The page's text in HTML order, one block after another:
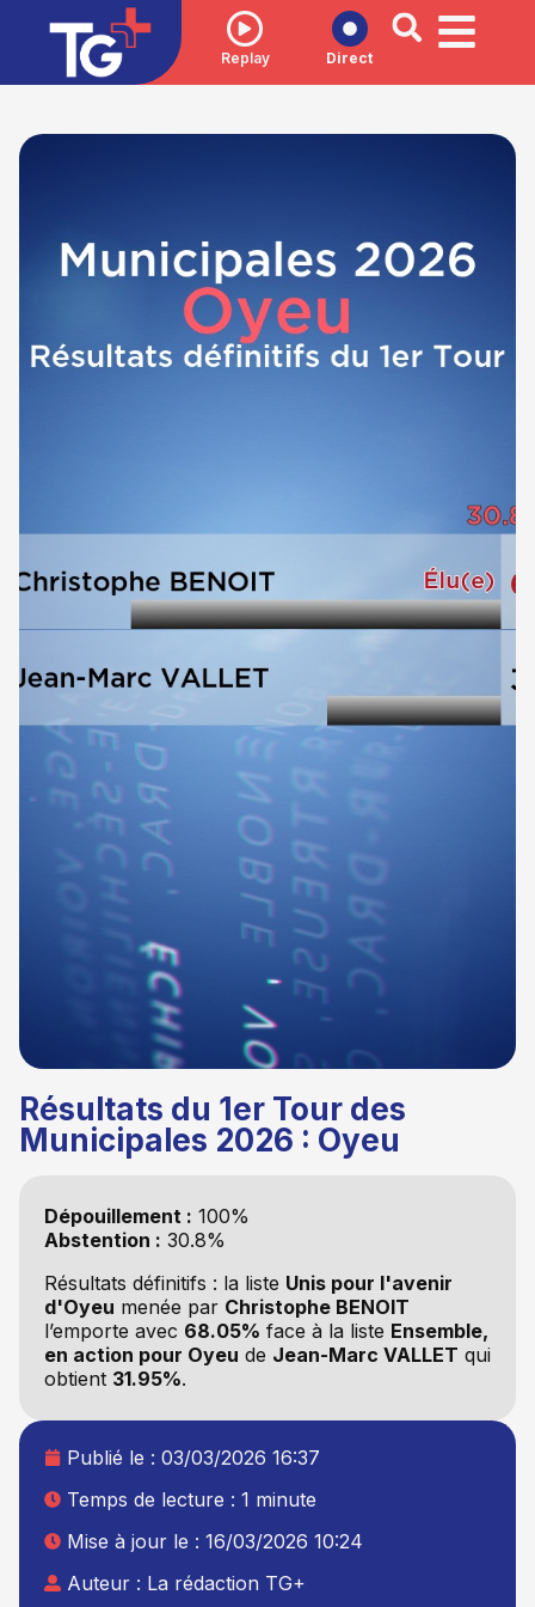
Replay Direct
Résultats du 1er Tour des
Municipales 2026 : Oyeu
Dépouillement : 100%
Abstention : 30.8%
Résultats définitifs : la liste Unis pour l'avenir
d'Oyeu menée par Christophe BENOIT
l’emporte avec 68.05% face à la liste Ensemble,
en action pour Oyeu de Jean-Marc VALLET qui
obtient 31.95%.
Publié le : 03/03/2026 16:37
Temps de lecture : 1 minute
Mise à jour le : 16/03/2026 10:24
Auteur : La rédaction TG+